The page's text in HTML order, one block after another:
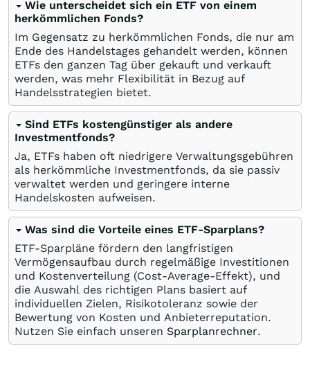
Wie unterscheidet sich ein ETF von einem
herkömmlichen Fonds?
Im Gegensatz zu herkömmlichen Fonds, die nur am
Ende des Handelstages gehandelt werden, können
ETFs den ganzen Tag über gekauft und verkauft
werden, was mehr Flexibilität in Bezug auf
Handelsstrategien bietet.
Sind ETFs kostengünstiger als andere
Investmentfonds?
Ja, ETFs haben oft niedrigere Verwaltungsgebühren
als herkömmliche Investmentfonds, da sie passiv
verwaltet werden und geringere interne
Handelskosten aufweisen.
Was sind die Vorteile eines ETF-Sparplans?
ETF-Sparpläne fördern den langfristigen
Vermögensaufbau durch regelmäßige Investitionen
und Kostenverteilung (Cost-Average-Effekt), und
die Auswahl des richtigen Plans basiert auf
individuellen Zielen, Risikotoleranz sowie der
Bewertung von Kosten und Anbieterreputation.
Nutzen Sie einfach unseren Sparplanrechner.